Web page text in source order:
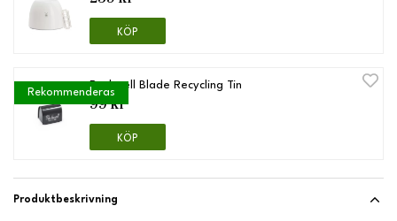
KÖP
Rekommenderas
Rockwell Blade Recycling Tin
99 kr
KÖP
Produktbeskrivning